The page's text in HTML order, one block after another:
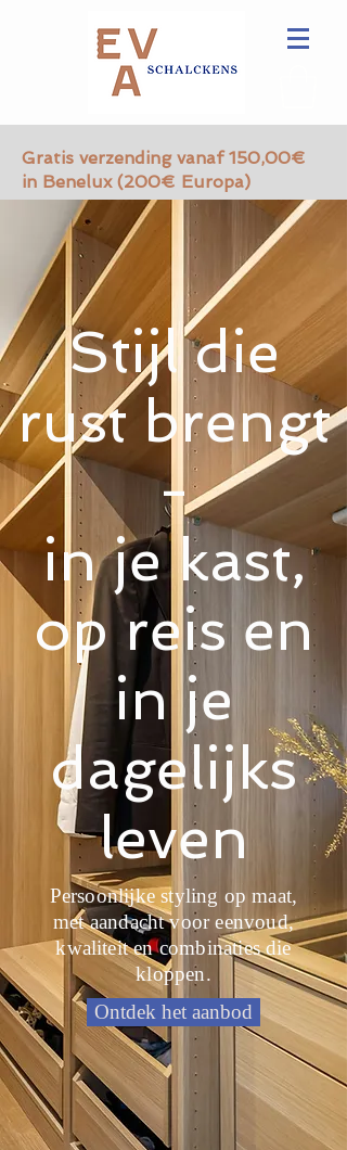
Gratis verzending vanaf 150,00€
in Benelux (200€ Europa)
Stijl die
rust brengt
-
in je kast,
op reis en
in je
dagelijks
leven
Persoonlijke styling op maat,
met aandacht voor eenvoud,
kwaliteit en combinaties die
kloppen.
Ontdek het aanbod